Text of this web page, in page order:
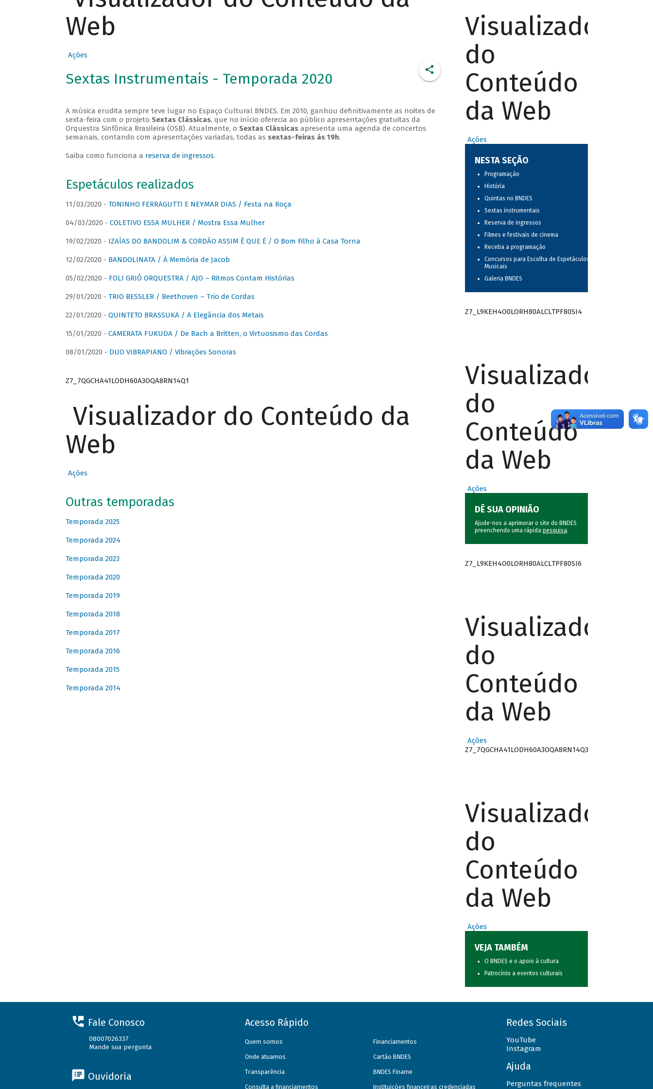
Web
Ações
Sextas Instrumentais - Temporada 2020
A música erudita sempre teve lugar no Espaço Cultural BNDES. Em 2010, ganhou definitivamente as noites de
sexta-feira com o projeto Sextas Clássicas, que no início oferecia ao público apresentações gratuitas da
Orquestra Sinfônica Brasileira (OSB). Atualmente, o Sextas Clássicasapresenta uma agenda de concertos
semanais, contando com apresentações variadas, todas as sextas-feiras às 19h.
Saiba como funciona a reserva de ingressos.
Espetáculos realizados
11/03/2020 - TONINHO FERRAGUTTI E NEYMAR DIAS / Festa na Roça
04/03/2020 - COLETIVO ESSA MULHER / Mostra Essa Mulher
19/02/2020 - IZAÍAS DO BANDOLIM & CORDÃO ASSIM É QUE É / O Bom Filho à Casa Torna
12/02/2020 - BANDOLINATA / À Memória de Jacob
05/02/2020 - FOLI GRIÔ ORQUESTRA / AJO – Ritmos Contam Histórias
29/01/2020 - TRIO BESSLER / Beethoven – Trio de Cordas
22/01/2020 - QUINTETO BRASSUKA / A Elegância dos Metais
15/01/2020 - CAMERATA FUKUDA / De Bach a Britten, o Virtuosismo das Cordas
08/01/2020 - DUO VIBRAPIANO / Vibrações Sonoras
Z7_7QGCHA41LODH60A3OQA8RN14Q1
Visualizador do Conteúdo da
Web
Ações
Outras temporadas
Temporada 2025
Temporada 2024
Temporada 2023
Temporada 2020
Temporada 2019
Temporada 2018
Temporada 2017
Temporada 2016
Temporada 2015
Temporada 2014
Visualizador
do
Conteúdo
da Web
Ações
NESTA SEÇÃO
Programação
História
Quintas no BNDES
Sextas instrumentais
Reserva de ingressos
Filmes e festivais de cinema
Receba a programação
Concursos para Escolha de Espetáculos
Musicais
Galeria BNDES
Z7_L9KEH4O0LORH80ALCLTPF80SI4
Visualizador
do
Conteúdo
da Web
Ações
DÊ SUA OPINIÃO
Ajude-nos a aprimorar o site do BNDES
preenchendo uma rápida pesquisa.
Z7_L9KEH4O0LORH80ALCLTPF80SI6
Visualizador
do
Conteúdo
da Web
Ações
Z7_7QGCHA41LODH60A3OQA8RN14Q3
Visualizador
do
Conteúdo
da Web
Ações
VEJA TAMBÉM
O BNDES e o apoio à cultura
Patrocínio a eventos culturais
Fale Conosco
08007026337
Mande sua pergunta
Ouvidoria
Acesso Rápido
Quem somos
Onde atuamos
Transparência
Consulta a financiamentos
Financiamentos
Cartão BNDES
BNDES Finame
Instituições financeiras credenciadas
Redes Sociais
YouTube
Instagram
Ajuda
Perguntas frequentes